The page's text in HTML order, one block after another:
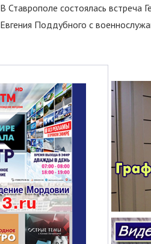
В Ставрополе состоялась встреча
Евгения Поддубного с